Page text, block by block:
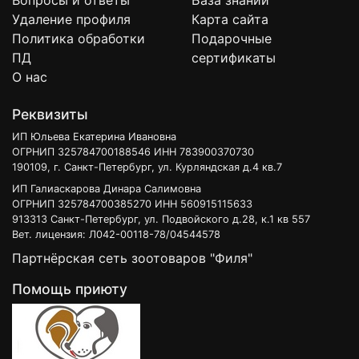
Перед применением ознакомьтесь с инструкцией
Удаление профиля
Политика обработки
ПД
О нас
Карта сайта
Подарочные
сертификаты
Реквизиты
ИП Юльева Екатерина Ивановна
ОГРНИП 325784700188546 ИНН 783900370730
190109, г. Санкт-Петербург, ул. Курляндская д.4 кв.7
ИП Галиаскарова Динара Салимовна
ОГРНИП 325784700385270 ИНН 560915115633
913313 Санкт-Петербург, ул. Подвойского д.28, к.1 кв 557
Вет. лицензия: Л042-00118-78/04544578
Партнёрская сеть зоотоваров "Филя"
Помощь приюту